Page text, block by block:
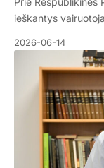
ieškantys
2026-06-14